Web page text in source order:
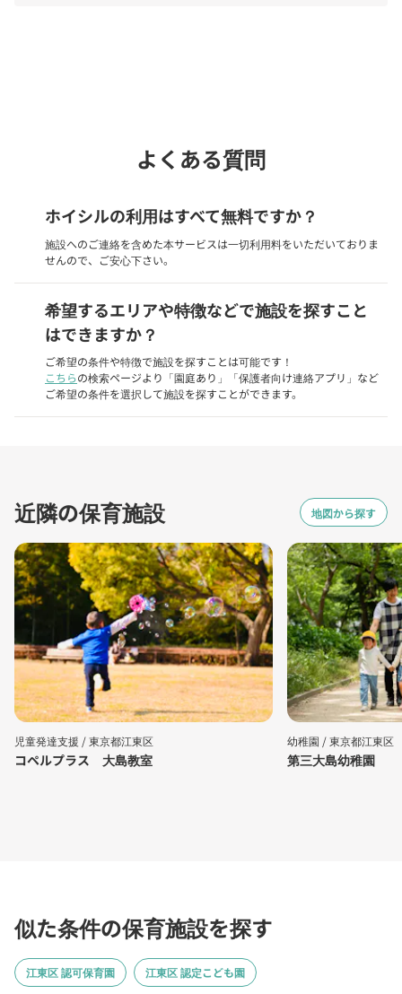
よくある質問
ホイシルの利用はすべて無料ですか？
施設へのご連絡を含めた本サービスは一切利用料をいただいておりま
せんので、ご安心下さい。
希望するエリアや特徴などで施設を探すこと
はできますか？
ご希望の条件や特徴で施設を探すことは可能です！
こちらの検索ページより「園庭あり」「保護者向け連絡アプリ」など
ご希望の条件を選択して施設を探すことができます。
近隣の保育施設 地図から探す
児童発達支援 /東京都江東区
コペルプラス 大島教室
幼稚園 /東京都江東区
第三大島幼稚園
似た条件の保育施設を探す
江東区 認可保育園 江東区 認定こども園